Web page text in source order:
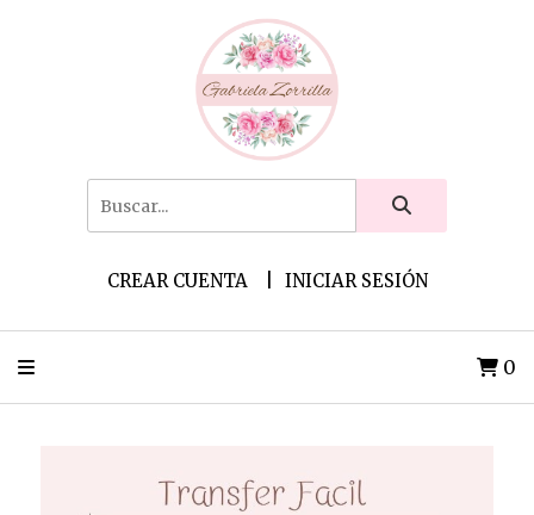
CREAR CUENTA INICIAR SESIÓN
0